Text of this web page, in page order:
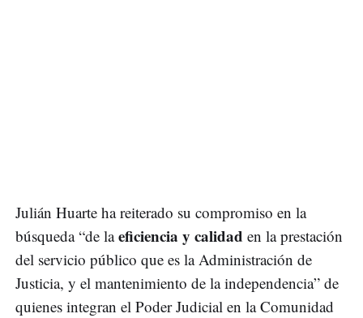
Julián Huarte ha reiterado su compromiso en la
búsqueda “de laeficiencia y calidad en la prestación
del servicio público que es la Administración de
Justicia, y el mantenimiento de la independencia” de
quienes integran el Poder Judicial en la Comunidad